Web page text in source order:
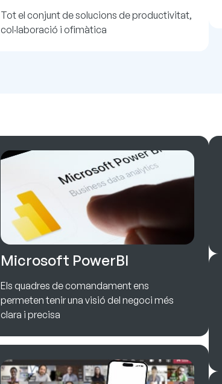
Tot el conjunt de solucions de productivitat,
col·laboració i ofimàtica
Microsoft PowerBI
Els quadres de comandament ens
permeten tenir una visió del negoci més
clara i precisa